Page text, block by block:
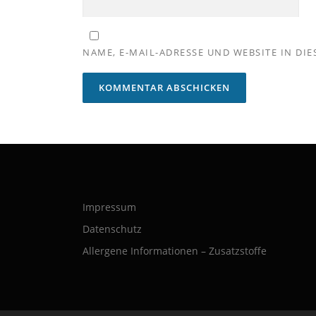
NAME, E-MAIL-ADRESSE UND WEBSITE IN
Impressum
Datenschutz
Allergene Informationen – Zusatzstoffe